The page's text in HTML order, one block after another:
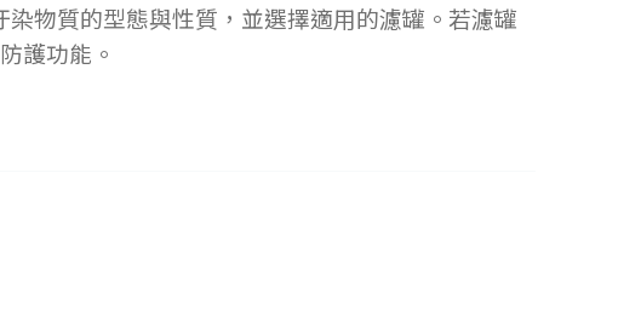
物質的型態與性質，並選擇適用的濾罐。若濾罐
護功能。